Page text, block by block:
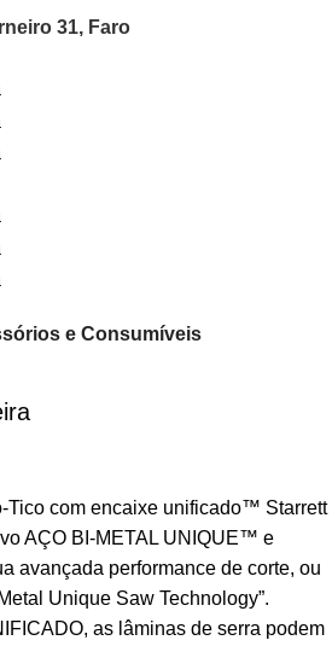
31, Faro
e Consumíveis
Tico com encaixe unificado™ Starrett
AÇO BI-METAL UNIQUE™ e
avançada performance de corte, ou
Unique Saw Technology”.
as lâminas de serra podem